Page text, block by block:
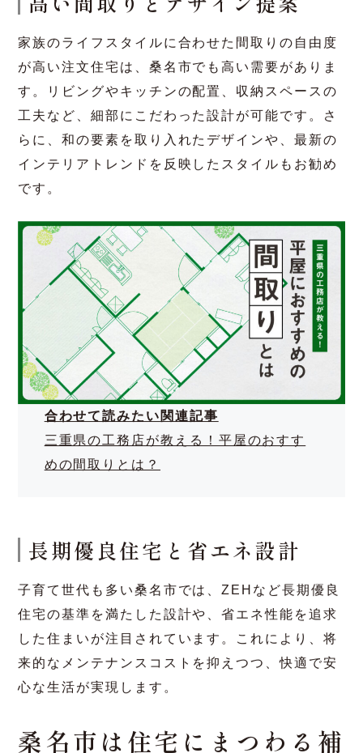
合わせて読みたい関連記事
自然素材を活用した注文住宅のメリット
とデメリット
子育て世代に人気！自由度の
高い間取りとデザイン提案
家族のライフスタイルに合わせた間取りの自由度
が高い注文住宅は、桑名市でも高い需要がありま
す。リビングやキッチンの配置、収納スペースの
工夫など、細部にこだわった設計が可能です。さ
らに、和の要素を取り入れたデザインや、最新の
インテリアトレンドを反映したスタイルもお勧め
です。
合わせて読みたい関連記事
三重県の工務店が教える！平屋のおすす